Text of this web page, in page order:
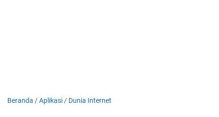
Beranda /Aplikasi / Dunia Internet